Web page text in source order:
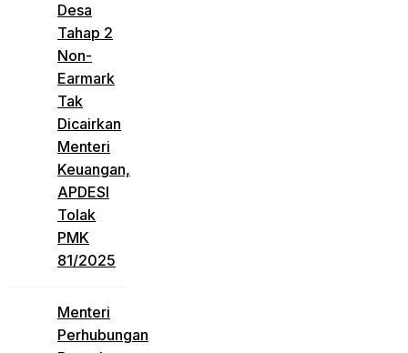
Desa
Tahap 2
Non-
Earmark
Tak
Dicairkan
Menteri
Keuangan,
APDESI
Tolak
PMK
81/2025
Menteri
Perhubungan